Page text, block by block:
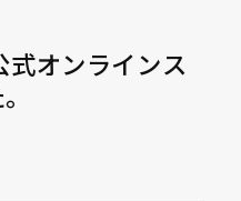
式オンラインス